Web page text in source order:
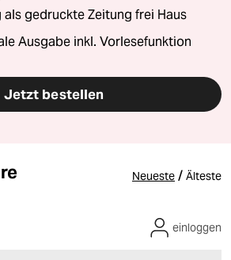
gedruckte Zeitung frei Haus
Ausgabe inkl. Vorlesefunktion
Jetzt bestellen
Neueste / Älteste
einloggen